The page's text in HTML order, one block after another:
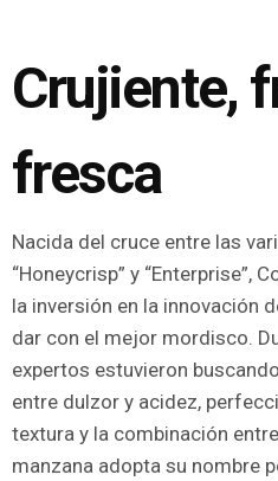
Crujiente,
fresca
Nacida del cruce entre las
“Honeycrisp” y “Enterprise”,
la inversión en la innovación
dar con el mejor mordisco.
expertos estuvieron
entre dulzor y acidez,
textura y la combinación
manzana adopta su nombre